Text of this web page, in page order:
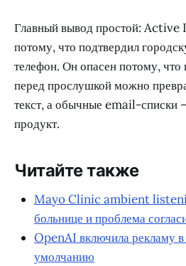
Главный вывод простой:
потому, что подтвердил
телефон. Он опасен потому, что
перед прослушкой можно
текст, а обычные email-
продукт.
Читайте также
Mayo Clinic ambient
больнице и проблема
OpenAI включила рекламу
умолчанию